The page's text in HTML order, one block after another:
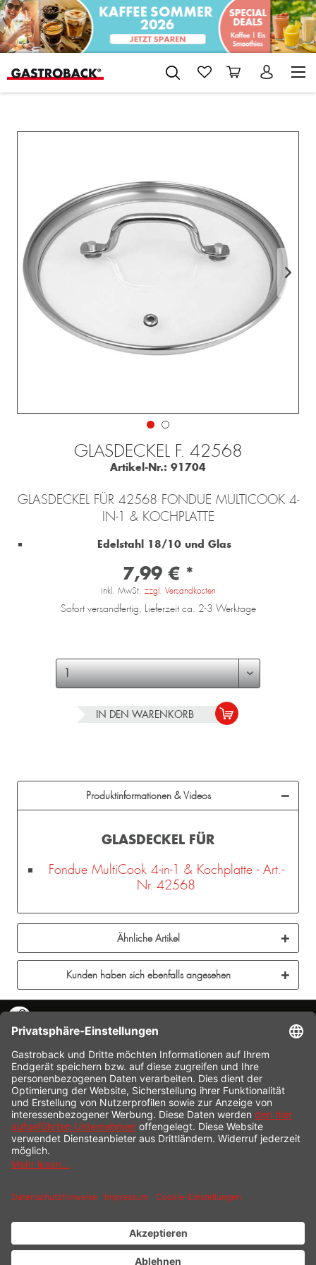
GLASDECKEL F. 42568
Artikel-Nr.: 91704
GLASDECKEL FÜR 42568 FONDUE MULTICOOK 4-
IN-1 & KOCHPLATTE
Edelstahl 18/10 und Glas
7,99 € *
inkl. MwSt. zzgl. Versandkosten
Sofort versandfertig, Lieferzeit ca. 2-3 Werktage
IN DEN WARENKORB
Produktinformationen & Videos
GLASDECKEL FÜR
Fondue MultiCook 4-in-1 & Kochplatte - Art.-
Nr. 42568
Ähnliche Artikel
Kunden haben sich ebenfalls angesehen
SERVICE HOTLINE
INFORMATION
SHOP SERVICE